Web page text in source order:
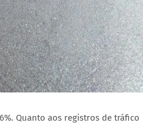
Quanto aos registros de tráfico